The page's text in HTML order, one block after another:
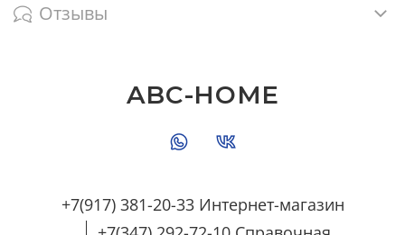
Отзывы
+7(917) 381-20-33 Интернет-магазин
ABC-HOME